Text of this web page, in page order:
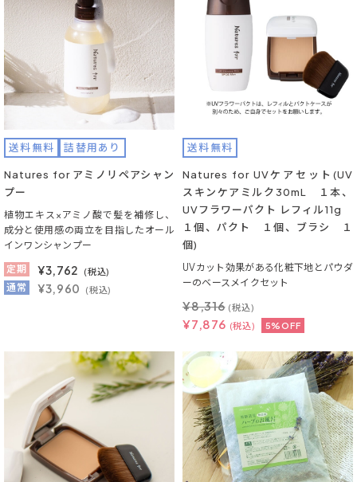
送料無料 詰替用あり
Natures for アミノリペアシャン
プー
植物エキス×アミノ酸で髪を補修し、
成分と使用感の両立を目指したオール
インワンシャンプー
定期
¥3,762 (税込)
通常 ¥3,960 (税込)
送料無料
Natures for UVケアセット(UV
スキンケアミルク30mL １本、
UVフラワーパクト レフィル11g
１個、パクト １個、ブラシ １
個)
UVカット効果がある化粧下地とパウダ
ーのベースメイクセット
¥7,876 (税込) 5%OFF
¥8,316 (税込)